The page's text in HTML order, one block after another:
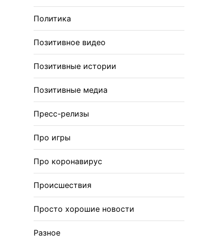
Политика
Позитивное видео
Позитивные истории
Позитивные медиа
Пресс-релизы
Про игры
Про коронавирус
Происшествия
Просто хорошие новости
Разное